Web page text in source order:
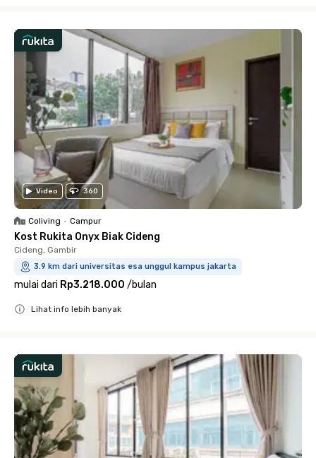
Video 360
Coliving • Campur
Kost Rukita Onyx Biak Cideng
Cideng, Gambir
3.9 km dari universitas esa unggul kampus jakarta
mulai dari Rp3.218.000 /bulan
Lihat info lebih banyak